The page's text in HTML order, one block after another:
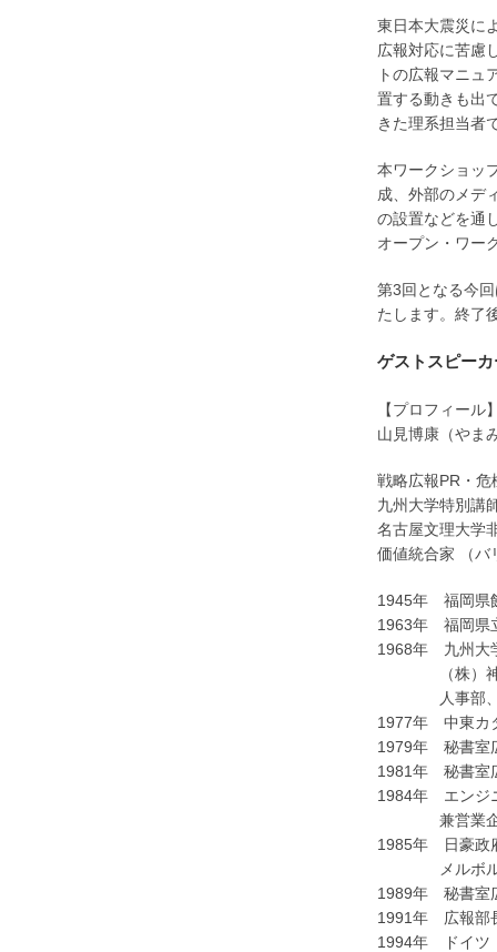
東日本大震災に
広報対応に苦慮
トの広報マニュ
置する動きも出
きた理系担当者
本ワークショッ
成、外部のメデ
の設置などを通
オープン・ワー
第3回となる今
たします。終了
ゲストスピー
【プロフィール
山見博康（やま
戦略広報PR・
九州大学特別講
名古屋文理大学
価値統合家 （バ
1945年 福岡県
1963年 福岡県
1968年 九州
（株）神戸
人事部、鉄
1977年 中東カ
1979年 秘書室
1981年 秘書室
1984年 エンジ
兼営業企画
1985年 日豪政
メルボルン
1989年 秘書室
1991年 広報部
1994年 ドイツ